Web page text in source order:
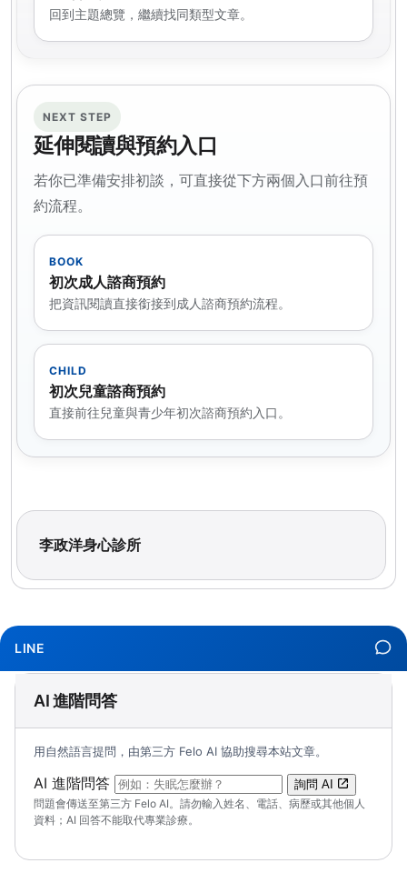
回到主題總覽，繼續找同類型文章。
NEXT STEP
延伸閱讀與預約入口
若你已準備安排初談，可直接從下方兩個入口前往預
約流程。
BOOK
初次成人諮商預約
把資訊閱讀直接銜接到成人諮商預約流程。
CHILD
初次兒童諮商預約
直接前往兒童與青少年初次諮商預約入口。
李政洋身心診所
LINE
AI 進階問答
用自然語言提問，由第三方 Felo AI 協助搜尋本站文章。
AI 進階問答 （可輸入自然語言問題；送出後會開啟 Felo
詢問 AI
問題會傳送至第三方 Felo AI。請勿輸入姓名、電話、病歷或其他個人
資料；AI 回答不能取代專業診療。